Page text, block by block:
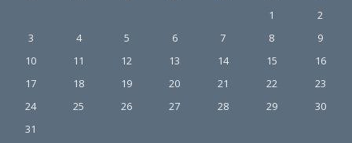
1
2
3
4 5 6 7 8
9
10
11 12 13 14 15
16
17
18 19 20 21 22
23
24
25 26 27 28 29
30
31